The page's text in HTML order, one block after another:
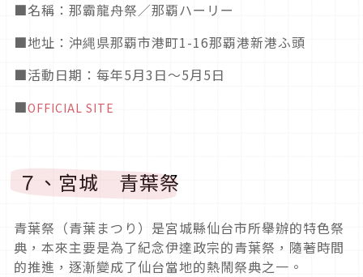
■名稱：那霸龍舟祭／那覇ハーリー
■地址：沖縄県那覇市港町1-16那覇港新港ふ頭
■活動日期 ：每年5月3日～5月5日
■OFFICIAL SITE
７、宮城 青葉祭
青葉祭（青葉まつり）是宮城縣仙台市所舉辦的特色祭
典，本來主要是為了紀念伊達政宗的青葉祭，隨著時間
的推進，逐漸變成了仙台當地的熱鬧祭典之一。